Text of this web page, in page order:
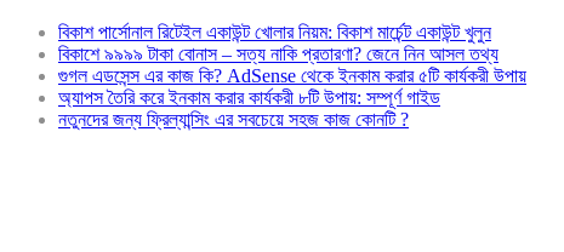
বিকাশ পার্সোনাল রিটেইল একাউন্ট খোলার নিয়ম: বিকাশ মার্চেন্ট একাউন্ট খুলুন
বিকাশে ৯৯৯৯ টাকা বোনাস – সত্য নাকি প্রতারণা? জেনে নিন আসল তথ্য
গুগল এডসেন্স এর কাজ কি? AdSense থেকে ইনকাম করার ৫টি কার্যকরী উপায়
অ্যাপস তৈরি করে ইনকাম করার কার্যকরী ৮টি উপায়: সম্পূর্ণ গাইড
নতুনদের জন্য ফ্রিল্যান্সিং এর সবচেয়ে সহজ কাজ কোনটি ?